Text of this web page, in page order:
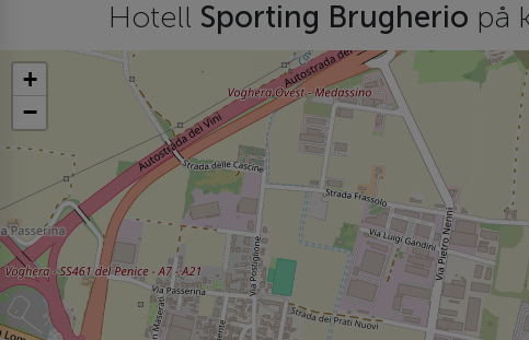
Hotell Sporting Brugherio på
+
−